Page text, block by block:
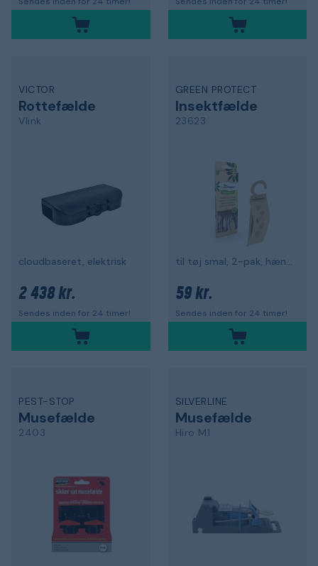
VICTOR
Rottefælde
Vlink
cloudbaseret, elektrisk
2 438 kr.
Sendes inden for 24 timer!
GREEN PROTECT
Insektfælde
23623
til tøj smal, 2-pak, hængende
59 kr.
Sendes inden for 24 timer!
PEST-STOP
Musefælde
2403
SILVERLINE
Musefælde
Hiro M1